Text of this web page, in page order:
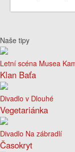
Naše tipy
Letní scéna Musea
Klan Baťa
Divadlo v Dlouhé
Vegetariánka
Divadlo Na zábradlí
Časokryt